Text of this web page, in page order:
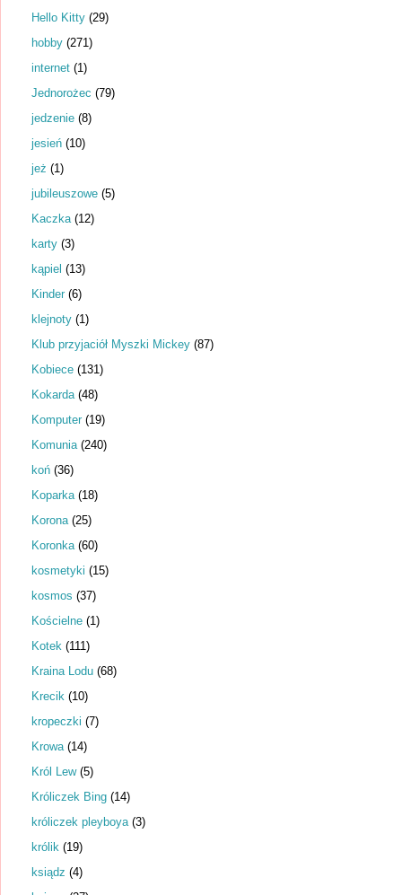
Hello Kitty (29)
hobby (271)
internet (1)
Jednorożec (79)
jedzenie (8)
jesień (10)
jeż (1)
jubileuszowe (5)
Kaczka (12)
karty (3)
kąpiel (13)
Kinder (6)
klejnoty (1)
Klub przyjaciół Myszki Mickey (87)
Kobiece (131)
Kokarda (48)
Komputer (19)
Komunia (240)
koń (36)
Koparka (18)
Korona (25)
Koronka (60)
kosmetyki (15)
kosmos (37)
Kościelne (1)
Kotek (111)
Kraina Lodu (68)
Krecik (10)
kropeczki (7)
Krowa (14)
Król Lew (5)
Króliczek Bing (14)
króliczek pleyboya (3)
królik (19)
ksiądz (4)